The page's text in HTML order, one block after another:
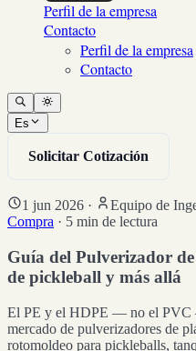
Perfil de la empresa
Contacto
Perfil de la empresa
Contacto
Es
Solicitar Cotización
1 jun 2026 · Equipo de
Compra · 5 min de lectura
Guía del Pulverizador
de pickleball y más allá
El PE y el HDPE — no el PVC
mercado de pulverizadores de
rotomoldeo para pickleballs,